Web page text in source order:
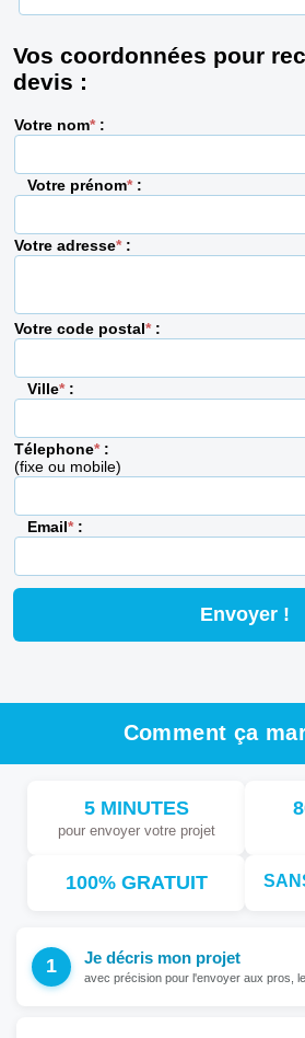
Vos coordonnées pour
devis :
Votre nom*:
Votre prénom*:
Votre adresse*:
Votre code postal*:
Ville*:
Télephone*:
(fixe ou mobile)
Email*:
Comment ça
5 MINUTES
pour envoyer votre projet
100% GRATUIT
Je décris mon projet
avec précision pour l'envoyer aux pros,